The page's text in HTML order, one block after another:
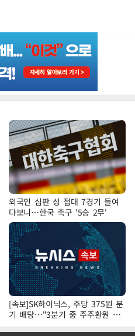
외국인 심판 성 접대 7경기 들여
다보니…한국 축구 '5승 2무'
[속보]SK하이닉스, 주당 375원 분
기 배당…"3분기 중 주주환원 방
안 확정"